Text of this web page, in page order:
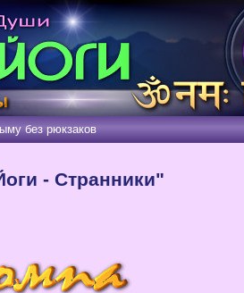
рюкзаков
- Странники"